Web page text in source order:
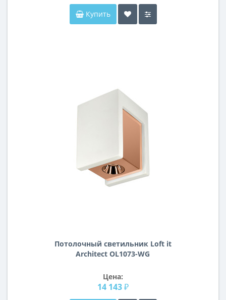
Купить
Потолочный светильник Loft it
Architect OL1073-WG
Цена:
14 143 ₽